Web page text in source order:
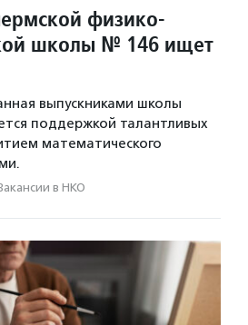
физико-
школы № 146 ищет
выпускниками школы
поддержкой талантливых
математического
в НКО